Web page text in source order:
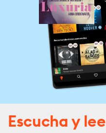
Escucha y lee